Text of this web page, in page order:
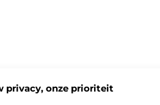
privacy, onze prioriteit